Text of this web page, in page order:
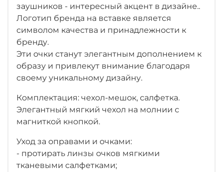
заушников - интересный акцент в дизайне..
Логотип бренда на вставке является
символом качества и принадлежности к
бренду.
Эти очки станут элегантным дополнением к
образу и привлекут внимание благодаря
своему уникальному дизайну.
Комплектация: чехол-мешок, салфетка.
Элегантный мягкий чехол на молнии с
магниткой кнопкой.
Уход за оправами и очками:
- протирать линзы очков мягкими
тканевыми салфетками;